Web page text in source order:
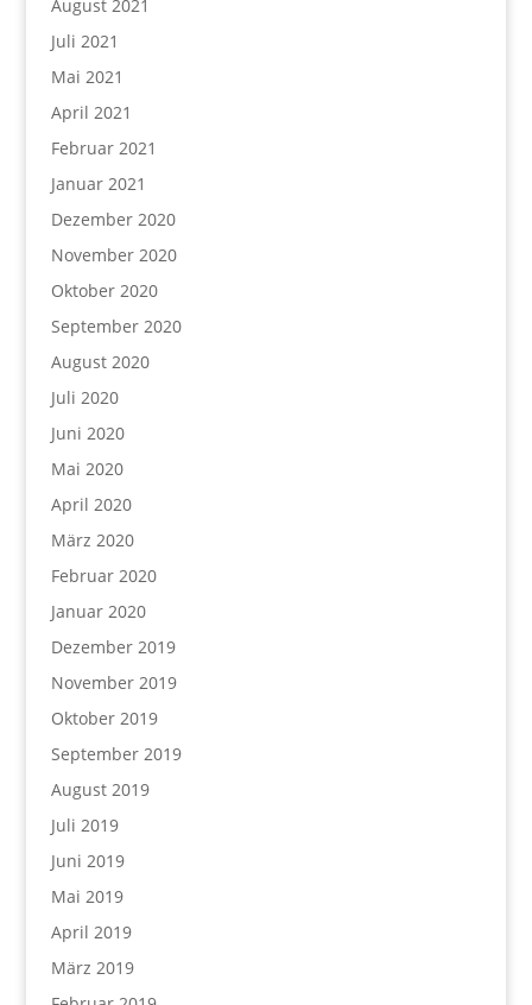
August 2021
Juli 2021
Mai 2021
April 2021
Februar 2021
Januar 2021
Dezember 2020
November 2020
Oktober 2020
September 2020
August 2020
Juli 2020
Juni 2020
Mai 2020
April 2020
März 2020
Februar 2020
Januar 2020
Dezember 2019
November 2019
Oktober 2019
September 2019
August 2019
Juli 2019
Juni 2019
Mai 2019
April 2019
März 2019